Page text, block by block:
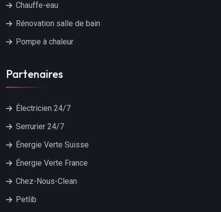
Chauffe-eau
Rénovation salle de bain
Pompe à chaleur
Partenaires
Électricien 24/7
Serrurier 24/7
Énergie Verte Suisse
Énergie Verte France
Chez-Nous-Clean
Petlib